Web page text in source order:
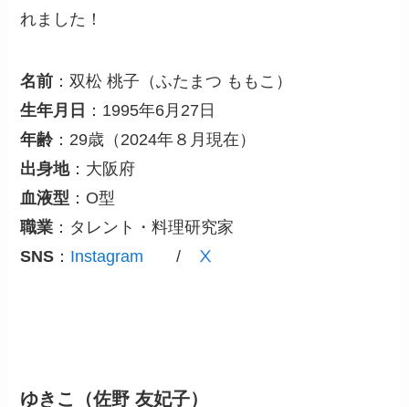
れました！
名前 ：双松 桃子（ふたまつ ももこ）
生年月日 ：1995年6月27日
年齢：29歳（2024年８月現在）
出身地：大阪府
血液型 ：O型
職業 ：タレント・料理研究家
SNS ： Instagram / Ⅹ
ゆきこ（佐野 友妃子）